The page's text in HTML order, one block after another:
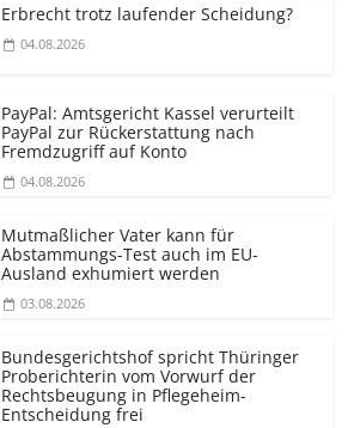
Erbrecht trotz laufender Scheidung?
04.08.2026
PayPal: Amtsgericht Kassel verurteilt
PayPal zur Rückerstattung nach
Fremdzugriff auf Konto
04.08.2026
Mutmaßlicher Vater kann für
Abstammungs-Test auch im EU-
Ausland exhumiert werden
03.08.2026
Bundesgerichtshof spricht Thüringer
Proberichterin vom Vorwurf der
Rechtsbeugung in Pflegeheim-
Entscheidung frei